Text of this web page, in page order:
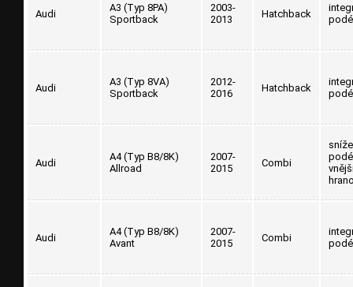
Audi
A3 (Typ 8PA)
Sportback
2003-
2013
Hatchback
Audi
A3 (Typ 8VA)
Sportback
2012-
2016
Hatchback
Audi
A4 (Typ B8/8K)
Allroad
2007-
2015
Combi
Audi
A4 (Typ B8/8K)
Avant
2007-
2015
Combi